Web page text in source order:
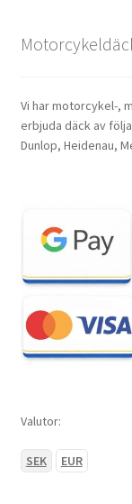
Vi har motorcykel-,
erbjuda däck av
Dunlop, Heidenau,
Valutor:
SEK EUR